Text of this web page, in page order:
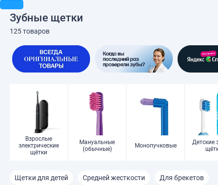
Зубные щетки
125 товаров
Взрослые
электрические
щётки
Мануальные
(обычные)
Монопучковые
Детские
Щетки для детей Средней жесткости Для брекетов